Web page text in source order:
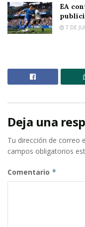
EA
7 DE
Deja una
Tu dirección de correo
campos obligatorios
Comentario *